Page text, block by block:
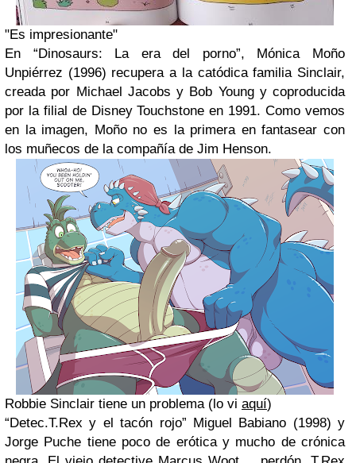
"Es impresionante"
En “Dinosaurs: La era del porno”, Mónica Moño
Unpiérrez (1996) recupera a la catódica familia Sinclair,
creada por Michael Jacobs y Bob Young y coproducida
por la filial de Disney Touchstone en 1991. Como vemos
en la imagen, Moño no es la primera en fantasear con
los muñecos de la compañía de Jim Henson.
Robbie Sinclair tiene un problema (lo vi aquí)
“Detec.T.Rex y el tacón rojo” Miguel Babiano (1998) y
Jorge Puche tiene poco de erótica y mucho de crónica